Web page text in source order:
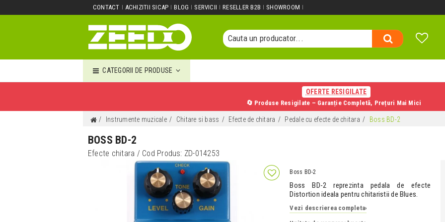
CONTACT ACHIZITII SICAP BLOG SERVICII RESELLER B2B SHOWROOM
Cauta o categorie...
Cauta un produs...
CATEGORII DE PRODUSE
OFERTE RESIGILATE
🔄 Produse Resigilate – Garanție Completă, Prețuri Mai Mici
Instrumente muzicale Chitare si bass Efecte de chitara Pedale cu efecte de chitara Boss BD-2
BOSS BD-2
Efecte chitara / Cod Produs: ZD-014253
Boss BD-2
Boss BD-2 reprezinta pedala de efecte
Distortion ideala pentru chitaristii de Blues.
Vezi descrierea completa›